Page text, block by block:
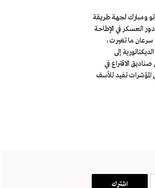
تقاطعات بين نظام سوهارتو ومبارك لجهة طريقة
العسكر في الإطاحة
سرعان ما تغيرت،
إلى
الاقتراع في
أن كل المؤشرات تفيد للأسف